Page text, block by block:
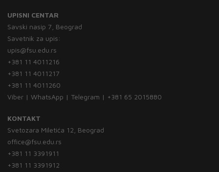
UPISNI CENTAR
Savski nasip 7, Beograd
Savetnik za upis:
upis@fsu.edu.rs
+381 11 4011216
+381 11 4011217
+381 11 4011260
Viber | WhatsApp | Telegram | +381 65 2015880
KONTAKT
Svetozara Miletića 12, Beograd
office@fsu.edu.rs
+381 11 3391911
+381 11 3391912